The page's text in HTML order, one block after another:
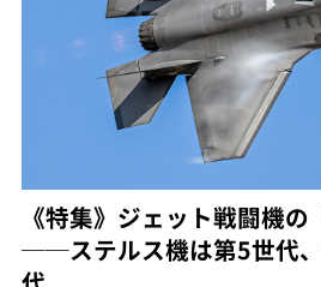
《特集》ジェット戦闘機の
──ステルス機は第5世代